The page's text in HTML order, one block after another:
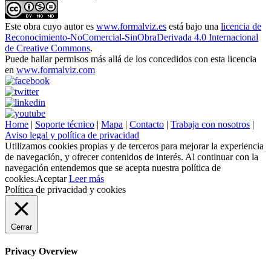
Este obra cuyo autor es www.formalviz.es está bajo una licencia de
Reconocimiento-NoComercial-SinObraDerivada 4.0 Internacional
de Creative Commons.
Puede hallar permisos más allá de los concedidos con esta licencia
en www.formalviz.com
Home | Soporte técnico | Mapa | Contacto | Trabaja con nosotros |
Aviso legal y política de privacidad
Utilizamos cookies propias y de terceros para mejorar la experiencia
de navegación, y ofrecer contenidos de interés. Al continuar con la
navegación entendemos que se acepta nuestra política de
cookies.Aceptar Leer más
Política de privacidad y cookies
Cerrar
Privacy Overview